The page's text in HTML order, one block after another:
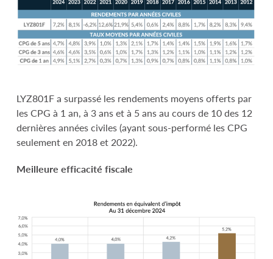
LYZ801F a surpassé les rendements moyens offerts par
les CPG à 1 an, à 3 ans et à 5 ans au cours de 10 des 12
dernières années civiles (ayant sous-performé les CPG
seulement en 2018 et 2022).
Meilleure efficacité fiscale